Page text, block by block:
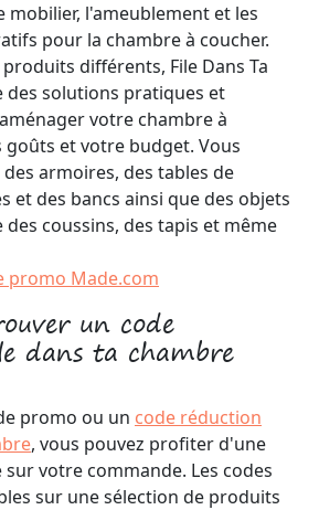
mobilier, l'ameublement et les
pour la chambre à coucher.
différents, File Dans Ta
des solutions pratiques et
votre chambre à
goûts et votre budget. Vous
armoires, des tables de
et des bancs ainsi que des objets
coussins, des tapis et même
promo Made.com
un code
dans ta chambre
promo ou un code réduction
, vous pouvez profiter d'une
votre commande. Les codes
sur une sélection de produits